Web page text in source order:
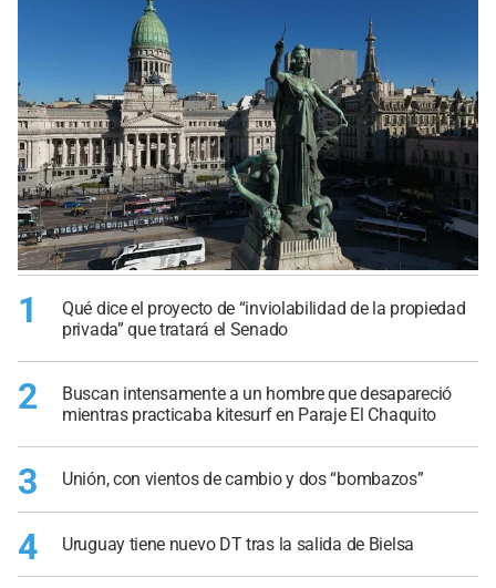
1
Qué dice el proyecto de “inviolabilidad de la propiedad
privada” que tratará el Senado
2
Buscan intensamente a un hombre que desapareció
mientras practicaba kitesurf en Paraje El Chaquito
3 Unión, con vientos de cambio y dos “bombazos”
4 Uruguay tiene nuevo DT tras la salida de Bielsa